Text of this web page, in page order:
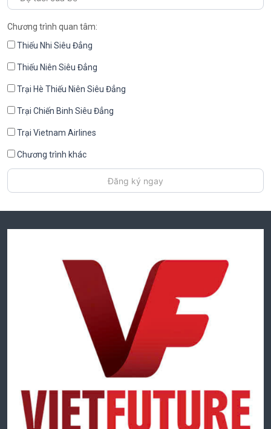
Chương trình quan tâm:
Thiếu Nhi Siêu Đẳng
Thiếu Niên Siêu Đẳng
Trại Hè Thiếu Niên Siêu Đẳng
Trại Chiến Binh Siêu Đẳng
Trại Vietnam Airlines
Chương trình khác